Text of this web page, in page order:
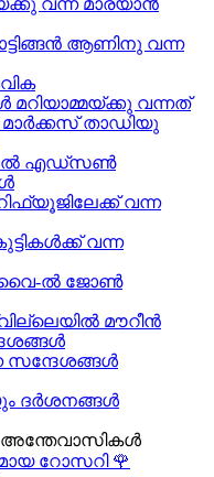
ആണിനു വന്ന
മറിയാമ്മയ്ക്കു വന്നത്
മാർക്കസ് താഡിയു
ൽ എഡ്സൺ
വന്ന
വന്ന
ൽ ജോൺ
മൗറീൻ
സന്ദേശങ്ങൾ
ദർശനങ്ങൾ
റോസറി 🌹